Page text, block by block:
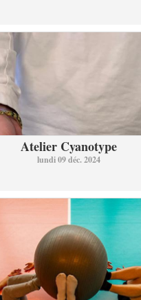
Atelier Cyanotype
lundi 09 déc. 2024